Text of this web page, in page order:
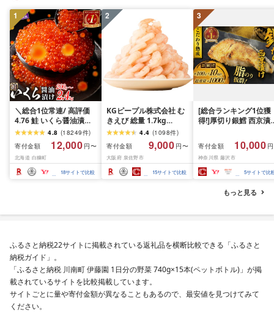
1
＼総合1位常連/ 高評価
4.76 鮭 いくら醤油漬け
ふるさと納税 いくら
200g / 400g / 800g /
1.6kg / 2.4kg 200g パッ
ク[選べる容量] 醤油漬け
海鮮 イクラ 小分け ふる
さと ランキング 人気 ギ
4.8 (18249件)
寄付金額
12,000 円〜
北海道 白糠町
18サイトで比較
2
KGピープル株式会社 む
きえび 総量 1.7kg
(850g×2P) 特大 5Lサイ
ズ バナメイエビ バラ凍
結 下処理不要 サイズ不
揃い 訳あり
4.4 (1098件)
寄付金額
9,000 円〜
大阪府 泉佐野市
15サイトで比較
3
[総合ランキング1位獲
得!]厚切り銀鱈 西京漬
約 1,000g (約 100g ×
切) 西京味噌 西京みそ
噌漬け みそ 味噌 鮮魚
介 銀だら 銀ダラ ギン
ラ ぎんだら 鱈 タラ 魚
西京焼き 西京漬 西京
き 冷凍 厳選 鮮魚 漬け
礼品 おかず おつまみ
南 藤沢
寄付金額 10,000
神奈川県 藤沢市
5サイトで比
もっと見る
ふるさと納税22サイトに掲載されている返礼品を横断比較できる「ふるさと
納税ガイド」。
「ふるさと納税 川南町 伊藤園 1日分の野菜 740g×15本(ペットボトル)」が掲
載されているサイトを比較掲載しています。
サイトごとに量や寄付金額が異なることもあるので、最安値を見つけてみて
ください。